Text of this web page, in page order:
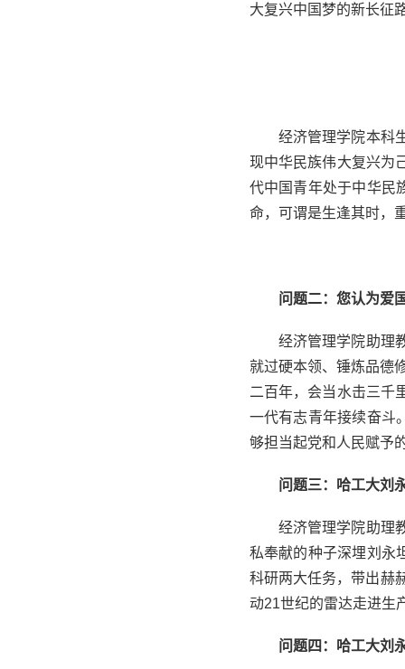
大复兴中国梦的新长征
经济管理学院本科
现中华民族伟大复兴为
代中国青年处于中华民
命，可谓是生逢其时，
问题二：您认为爱
经济管理学院助理
就过硬本领、锤炼品德
二百年，会当水击三千
一代有志青年接续奋斗
够担当起党和人民赋予
问题三：哈工大刘
经济管理学院助理
私奉献的种子深埋刘永
科研两大任务，带出赫
动21世纪的雷达走进生
问题四：哈工大刘